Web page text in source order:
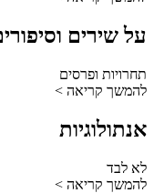
על שירים
תחרויות ופרסים
להמשך קריאה >
אנתולוגיות
לא לבד
להמשך קריאה >